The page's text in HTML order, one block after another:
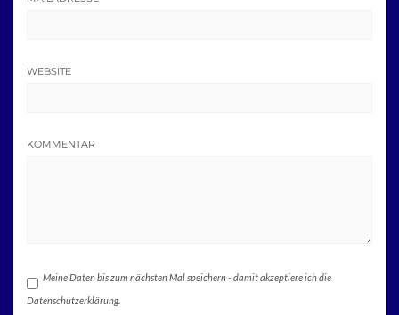
WEBSITE
KOMMENTAR
Meine Daten bis zum nächsten Mal speichern - damit akzeptiere ich die
Datenschutzerklärung.